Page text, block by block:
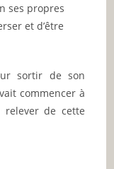
ses propres
et d’être
sortir de son
commencer à
de cette